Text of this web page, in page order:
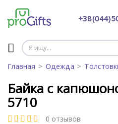
+38 (044)
Главная Одежда
Байка с
5710
0 отзывов